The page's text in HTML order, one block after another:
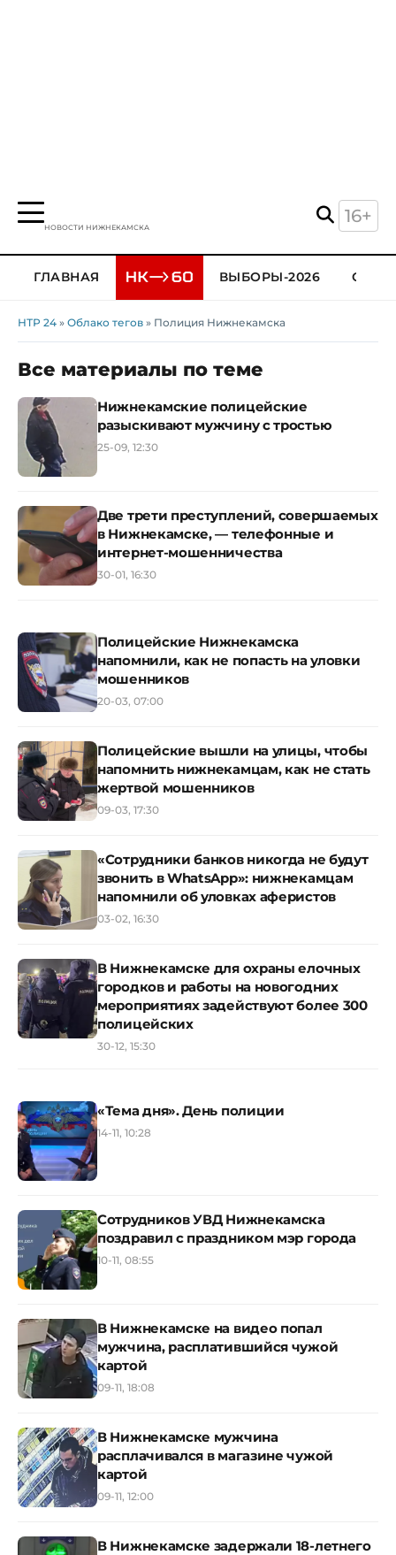
НОВОСТИ НИЖНЕКАМСКА
16+
ГЛАВНАЯ ВЫБОРЫ-2026
НТР 24 » Облако тегов » Полиция Нижнекамска
Все материалы по теме
Нижнекамские полицейские
разыскивают мужчину с тростью
25-09, 12:30
Две трети преступлений, совершаемых
в Нижнекамске, — телефонные и
интернет-мошенничества
30-01, 16:30
Полицейские Нижнекамска
напомнили, как не попасть на уловки
мошенников
20-03, 07:00
Полицейские вышли на улицы, чтобы
напомнить нижнекамцам, как не стать
жертвой мошенников
09-03, 17:30
«Сотрудники банков никогда не будут
звонить в WhatsApp»: нижнекамцам
напомнили об уловках аферистов
03-02, 16:30
В Нижнекамске для охраны елочных
городков и работы на новогодних
мероприятиях задействуют более 300
полицейских
30-12, 15:30
«Тема дня». День полиции
14-11, 10:28
Сотрудников УВД Нижнекамска
поздравил с праздником мэр города
10-11, 08:55
В Нижнекамске на видео попал
мужчина, расплатившийся чужой
картой
09-11, 18:08
В Нижнекамске мужчина
расплачивался в магазине чужой
картой
09-11, 12:00
В Нижнекамске задержали 18-летнего